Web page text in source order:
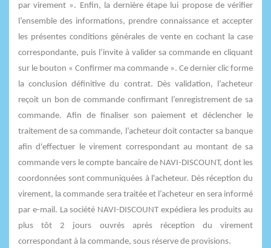
par virement ». Enfin, la dernière étape lui propose de vérifier
l’ensemble des informations, prendre connaissance et accepter
les présentes conditions générales de vente en cochant la case
correspondante, puis l’invite à valider sa commande en cliquant
sur le bouton « Confirmer ma commande ». Ce dernier clic forme
la conclusion définitive du contrat. Dès validation, l’acheteur
reçoit un bon de commande confirmant l’enregistrement de sa
commande. Afin de finaliser son paiement et déclencher le
traitement de sa commande, l’acheteur doit contacter sa banque
afin d'effectuer le virement correspondant au montant de sa
commande vers le compte bancaire de NAVI-DISCOUNT, dont les
coordonnées sont communiquées à l'acheteur. Dès réception du
virement, la commande sera traitée et l’acheteur en sera informé
par e-mail. La société NAVI-DISCOUNT expédiera les produits au
plus tôt 2 jours ouvrés après réception du virement
correspondant à la commande, sous réserve de provisions.